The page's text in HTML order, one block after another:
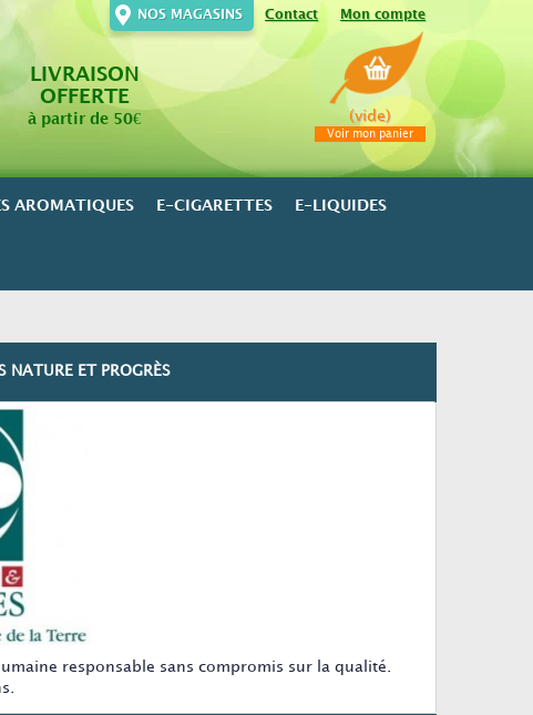
Mon compte
Contact
NOS MAGASINS
LIVRAISON
OFFERTE
à partir de 50€ (vide)
Voir mon panier
AROMATIQUES E-CIGARETTES E-LIQUIDES
NATURE ET PROGRÈS
responsable sans compromis sur la qualité.